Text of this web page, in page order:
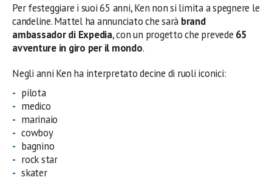
Per festeggiare i suoi 65 anni, Ken non si limita a spegnere le
candeline. Mattel ha annunciato che sarà brand
ambassador di Expedia, con un progetto che prevede 65
avventure in giro per il mondo.
Negli anni Ken ha interpretato decine di ruoli iconici:
pilota
medico
marinaio
cowboy
bagnino
rock star
skater